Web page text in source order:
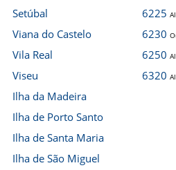
Setúbal
Viana do Castelo
Vila Real
Viseu
Ilha da Madeira
Ilha de Porto Santo
Ilha de Santa Maria
Ilha de São Miguel
6225
6230
6250
6320